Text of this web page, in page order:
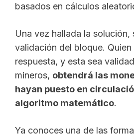
basados en cálculos
Una vez hallada la solución,
validación del bloque. Quien
respuesta, y esta sea
mineros, obtendrá las
hayan puesto en
algoritmo matemático.
Ya conoces una de las